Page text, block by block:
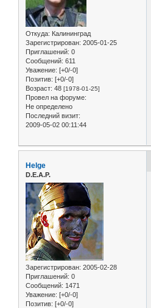
Откуда: Калининград
Зарегистрирован: 2005-01-25
Приглашений: 0
Сообщений: 611
Уважение: [+0/-0]
Позитив: [+0/-0]
Возраст: 48 [1978-01-25]
Провел на форуме:
Не определено
Последний визит:
2009-05-02 00:11:44
Helge
D.E.A.P.
Зарегистрирован: 2005-02-28
Приглашений: 0
Сообщений: 1471
Уважение: [+0/-0]
Позитив: [+0/-0]